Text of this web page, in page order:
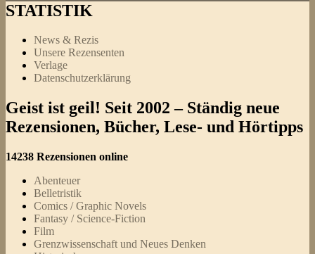
STATISTIK
News & Rezis
Unsere Rezensenten
Verlage
Datenschutzerklärung
Geist ist geil! Seit 2002 – Ständig neue
Rezensionen, Bücher, Lese- und Hörtipps
14238 Rezensionen online
Abenteuer
Belletristik
Comics / Graphic Novels
Fantasy / Science-Fiction
Film
Grenzwissenschaft und Neues Denken